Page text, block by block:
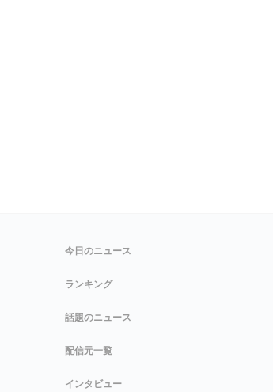
今日のニュース
ランキング
話題のニュース
配信元一覧
インタビュー